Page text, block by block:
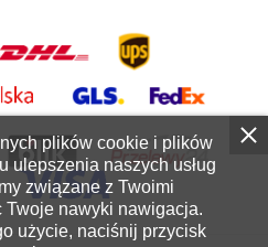
plików cookie i plików
ulepszenia naszych usług
związane z Twoimi
nawyki nawigacja.
użycie, naciśnij przycisk